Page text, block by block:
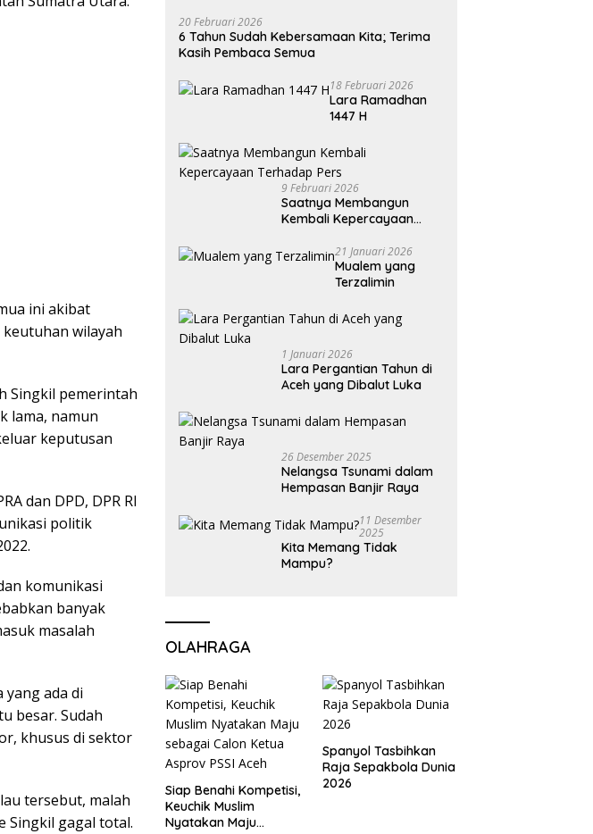
ini akibat
wilayah
Singkil pemerintah
lama, namun
keputusan
dan DPD, DPR RI
politik
komunikasi
banyak
masalah
yang ada di
besar. Sudah
khusus di sektor
tersebut, malah
Singkil gagal total.
20 Februari 2026
6 Tahun Sudah Kebersamaan Kita; Terima
Kasih Pembaca Semua
18 Februari 2026
Lara Ramadhan
1447 H
9 Februari 2026
Saatnya Membangun
Kembali Kepercayaan
21 Januari 2026
Mualem yang
Terzalimin
1 Januari 2026
Lara Pergantian Tahun di
Aceh yang Dibalut Luka
26 Desember 2025
Nelangsa Tsunami dalam
Hempasan Banjir Raya
11 Desember
2025
Kita Memang Tidak
Mampu?
OLAHRAGA
Siap Benahi Kompetisi,
Keuchik Muslim
Nyatakan Maju
Spanyol Tasbihkan
Raja Sepakbola Dunia
2026